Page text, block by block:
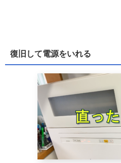
復旧して電源をいれる